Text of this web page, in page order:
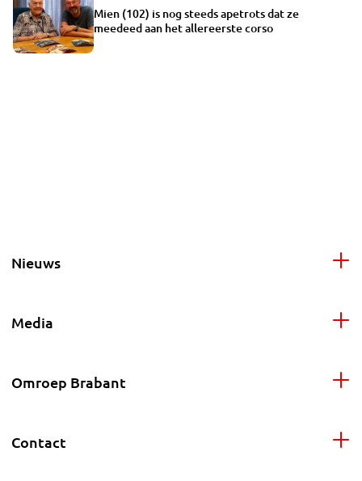
Mien (102) is nog steeds apetrots dat ze
meedeed aan het allereerste corso
Nieuws
Media
Omroep Brabant
Contact